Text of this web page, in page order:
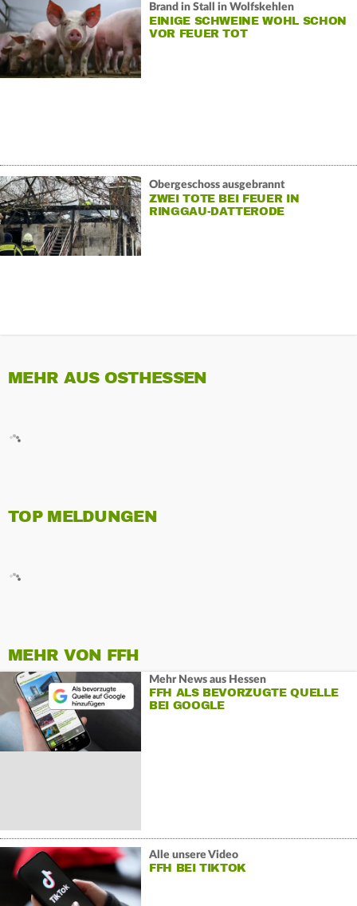
Brand in Stall in Wolfskehlen
EINIGE SCHWEINE WOHL SCHON
VOR FEUER TOT
Obergeschoss ausgebrannt
ZWEI TOTE BEI FEUER IN
RINGGAU-DATTERODE
MEHR AUS OSTHESSEN
TOP MELDUNGEN
MEHR VON FFH
Mehr News aus Hessen
FFH ALS BEVORZUGTE QUELLE
BEI GOOGLE
Alle unsere Video
FFH BEI TIKTOK